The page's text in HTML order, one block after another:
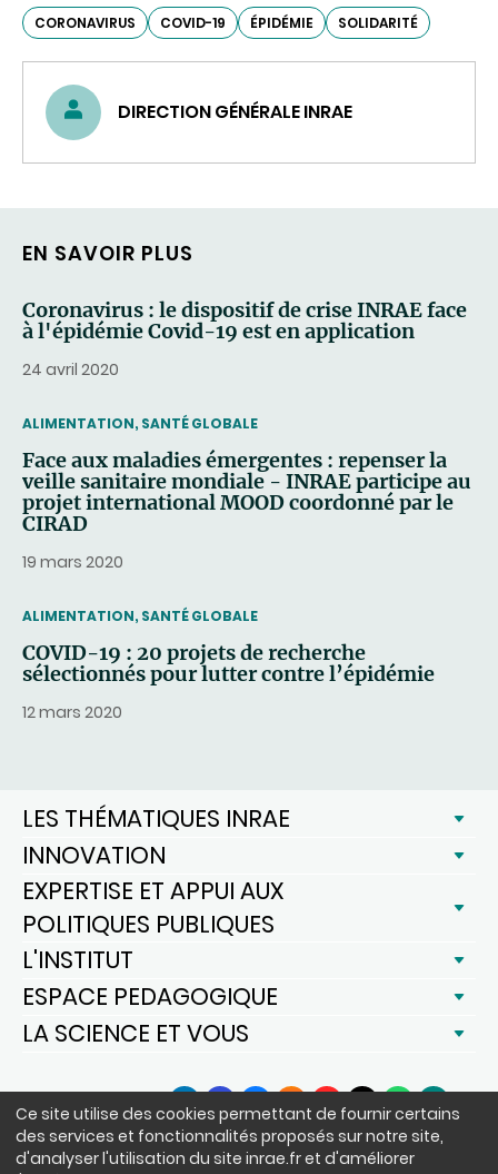
Ce site utilise des cookies permettant de fournir certains
des services et fonctionnalités proposés sur notre site,
d'analyser l'utilisation du site inrae.fr et d'améliorer
CORONAVIRUS COVID-19 ÉPIDÉMIE SOLIDARITÉ
DIRECTION GÉNÉRALE INRAE
EN SAVOIR PLUS
Coronavirus : le dispositif de crise INRAE face
à l'épidémie Covid-19 est en application
24 avril 2020
THEMATIC
ALIMENTATION, SANTÉ GLOBALE
Face aux maladies émergentes : repenser la
veille sanitaire mondiale - INRAE participe au
projet international MOOD coordonné par le
CIRAD
19 mars 2020
THEMATIC
ALIMENTATION, SANTÉ GLOBALE
COVID-19 : 20 projets de recherche
sélectionnés pour lutter contre l’épidémie
12 mars 2020
LES THÉMATIQUES INRAE
INNOVATION
EXPERTISE ET APPUI AUX
POLITIQUES PUBLIQUES
L'INSTITUT
ESPACE PEDAGOGIQUE
LA SCIENCE ET VOUS
SUIVEZ-NOUS
LinkedInFacebook
BlueSkyInstagram
YouTube
X WhatsAppPodcasts